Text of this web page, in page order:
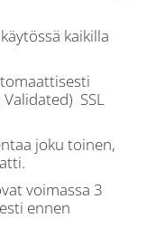
kaikilla
SSL
joku toinen,
voimassa 3
ennen